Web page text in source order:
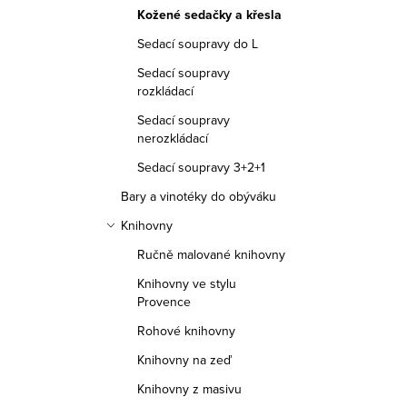
Kožené sedačky a křesla
Sedací soupravy do L
Sedací soupravy
rozkládací
Sedací soupravy
nerozkládací
Sedací soupravy 3+2+1
Bary a vinotéky do obýváku
Knihovny
Ručně malované knihovny
Knihovny ve stylu
Provence
Rohové knihovny
Knihovny na zeď
Knihovny z masivu